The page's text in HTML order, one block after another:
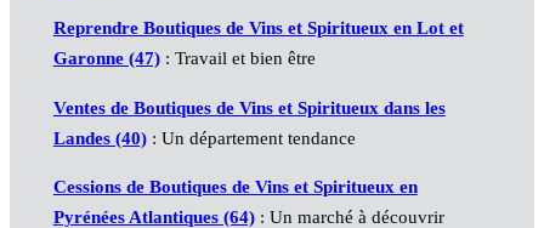
Reprendre Boutiques de Vins et Spiritueux en Lot et
Garonne (47): Travail et bien être
Ventes de Boutiques de Vins et Spiritueux dans les
Landes (40): Un département tendance
Cessions de Boutiques de Vins et Spiritueux en
Pyrénées Atlantiques (64): Un marché à découvrir